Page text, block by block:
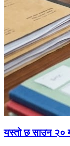
यस्तो छ साउन २०